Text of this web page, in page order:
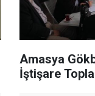
Amasya
İştişare